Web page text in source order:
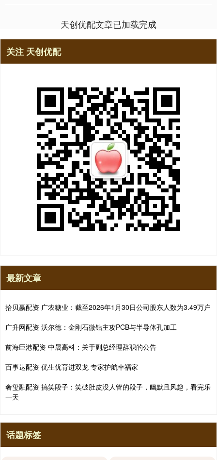
天创优配文章已加载完成
关注 天创优配
最新文章
拾贝赢配资 广农糖业：截至2026年1月30日公司股东人数为3.49万户
广升网配资 沃尔德：金刚石微钻主攻PCB与半导体孔加工
前海巨港配资 中晟高科：关于副总经理辞职的公告
百事达配资 优生优育进双龙 专家护航幸福家
奢玺融配资 搞笑段子：笑破肚皮没人管的段子，幽默且风趣，看完乐
一天
话题标签